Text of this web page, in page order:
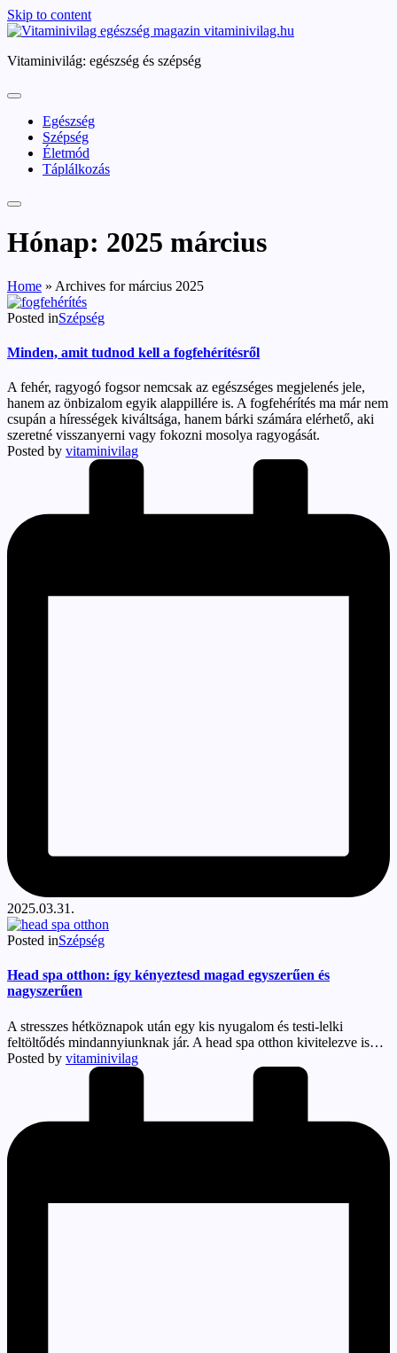
Skip to content
vitaminivilag.hu
Vitaminivilág: egészség és szépség
Egészség
Szépség
Életmód
Táplálkozás
Hónap: 2025 március
Home » Archives for március 2025
Posted inSzépség
Minden, amit tudnod kell a fogfehérítésről
A fehér, ragyogó fogsor nemcsak az egészséges megjelenés jele,
hanem az önbizalom egyik alappillére is. A fogfehérítés ma már nem
csupán a hírességek kiváltsága, hanem bárki számára elérhető, aki
szeretné visszanyerni vagy fokozni mosolya ragyogását.
Posted by vitaminivilag
2025.03.31.
Posted inSzépség
Head spa otthon: így kényeztesd magad egyszerűen és
nagyszerűen
A stresszes hétköznapok után egy kis nyugalom és testi-lelki
feltöltődés mindannyiunknak jár. A head spa otthon kivitelezve is…
Posted by vitaminivilag